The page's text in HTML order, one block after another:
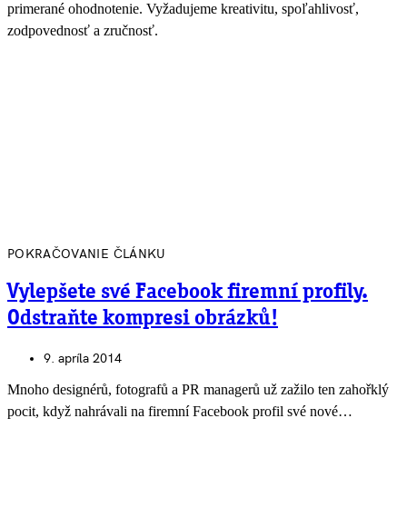
primerané ohodnotenie. Vyžadujeme kreativitu, spoľahlivosť,
zodpovednosť a zručnosť.
POKRAČOVANIE ČLÁNKU
Vylepšete své Facebook firemní profily.
Odstraňte kompresi obrázků!
9. apríla 2014
Mnoho designérů, fotografů a PR managerů už zažilo ten zahořklý
pocit, když nahrávali na firemní Facebook profil své nové…